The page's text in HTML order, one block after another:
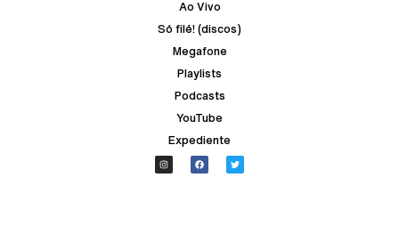
Ao Vivo
Só filé! (discos)
Megafone
Playlists
Podcasts
YouTube
Expediente